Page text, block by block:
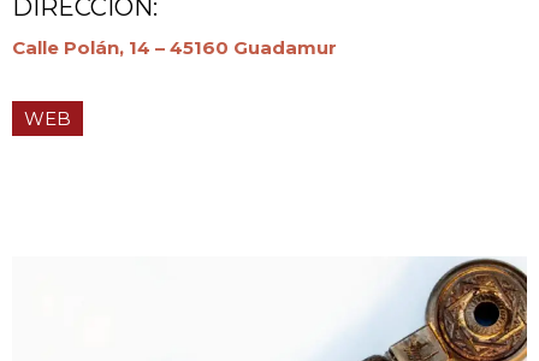
DIRECCIÓN:
Calle Polán, 14 – 45160 Guadamur
WEB